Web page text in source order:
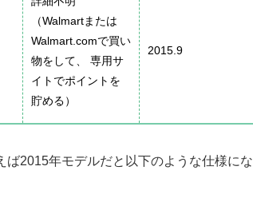
（Walmartまたは
Walmart.comで買い
物をして、 専用サ
イトでポイントを
貯める）
2015.9
2015年モデルだと以下のような仕様にな